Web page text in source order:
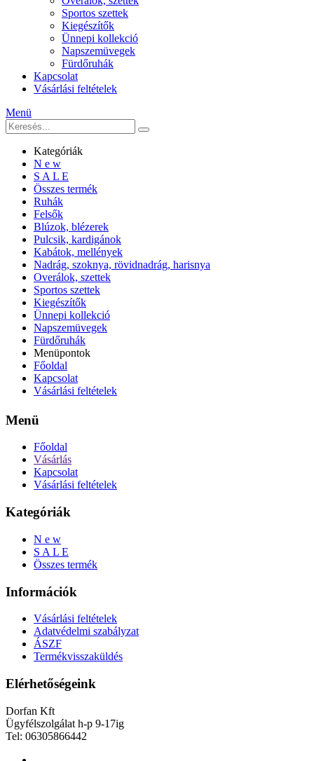
Sportos szettek
Kiegészítők
Ünnepi kollekció
Napszemüvegek
Fürdőruhák
Kapcsolat
Vásárlási feltételek
Menü
Kategóriák
N e w
S A L E
Összes termék
Ruhák
Felsők
Blúzok, blézerek
Pulcsik, kardigánok
Kabátok, mellények
Nadrág, szoknya, rövidnadrág, harisnya
Overálok, szettek
Sportos szettek
Kiegészítők
Ünnepi kollekció
Napszemüvegek
Fürdőruhák
Menüpontok
Főoldal
Kapcsolat
Vásárlási feltételek
Menü
Főoldal
Vásárlás
Kapcsolat
Vásárlási feltételek
Kategóriák
N e w
S A L E
Összes termék
Információk
Vásárlási feltételek
Adatvédelmi szabályzat
ÁSZF
Termékvisszaküldés
Elérhetőségeink
Dorfan Kft
Ügyfélszolgálat h-p 9-17ig
Tel: 06305866442